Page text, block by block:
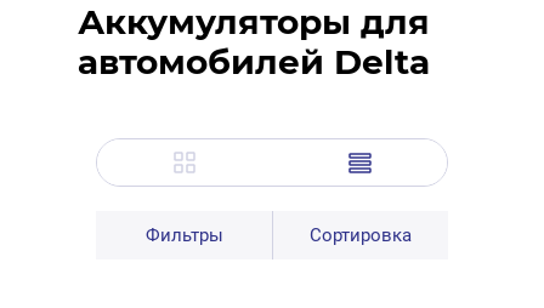
Аккумуляторы для
автомобилей Delta
Фильтры Сортировка